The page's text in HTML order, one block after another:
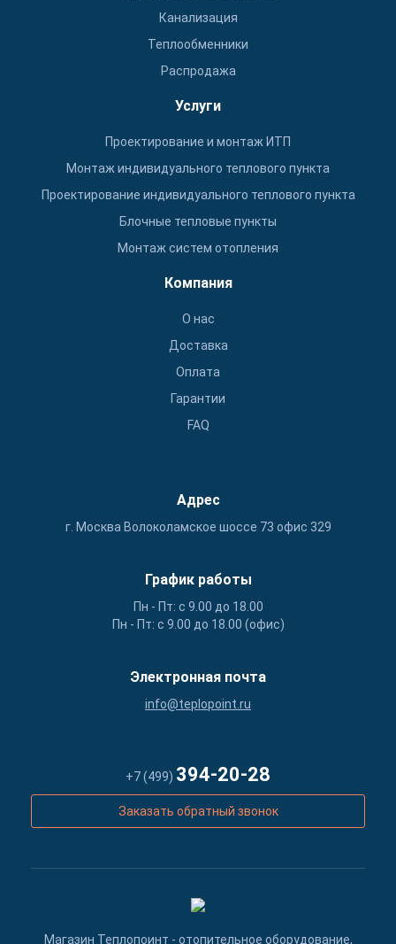
Канализация
Теплообменники
Распродажа
Услуги
Проектирование и монтаж ИТП
Монтаж индивидуального теплового пункта
Проектирование индивидуального теплового пункта
Блочные тепловые пункты
Монтаж систем отопления
Компания
О нас
Доставка
Оплата
Гарантии
FAQ
Адрес
г. Москва Волоколамское шоссе 73 офис 329
График работы
Пн - Пт: с 9.00 до 18.00
Пн - Пт: с 9.00 до 18.00 (офис)
Электронная почта
info@teplopoint.ru
+7 (499) 394-20-28
Заказать обратный звонок
Магазин Теплопоинт - отопительное оборудование,